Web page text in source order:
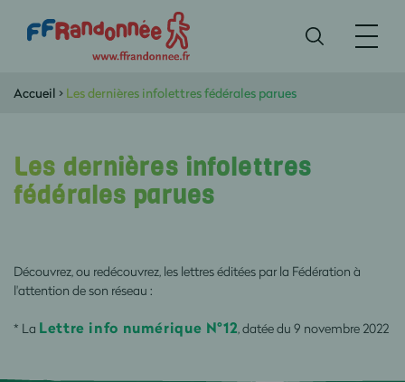
Accueil > Les dernières infolettres fédérales parues
Les dernières infolettres
fédérales parues
Découvrez, ou redécouvrez, les lettres éditées par la Fédération à
l'attention de son réseau :
* La Lettre info numérique N°12, datée du 9 novembre 2022